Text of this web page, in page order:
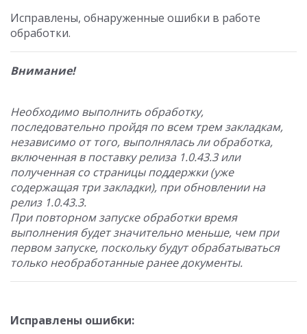
Исправлены, обнаруженные ошибки в работе
обработки.
Внимание!
Необходимо выполнить обработку,
последовательно пройдя по всем трем закладкам,
независимо от того, выполнялась ли обработка,
включенная в поставку релиза 1.0.43.3 или
полученная со страницы поддержки (уже
содержащая три закладки), при обновлении на
релиз 1.0.43.3.
При повторном запуске обработки время
выполнения будет значительно меньше, чем при
первом запуске, поскольку будут обрабатываться
только необработанные ранее документы.
Исправлены ошибки: